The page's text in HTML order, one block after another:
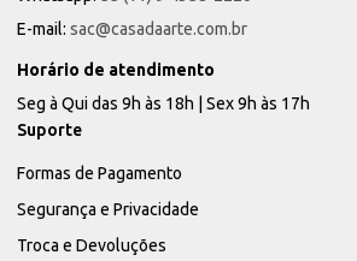
E-mail: sac@casadaarte.com.br
Horário de atendimento
Seg à Qui das 9h às 18h | Sex 9h às 17h
Suporte
Formas de Pagamento
Segurança e Privacidade
Troca e Devoluções